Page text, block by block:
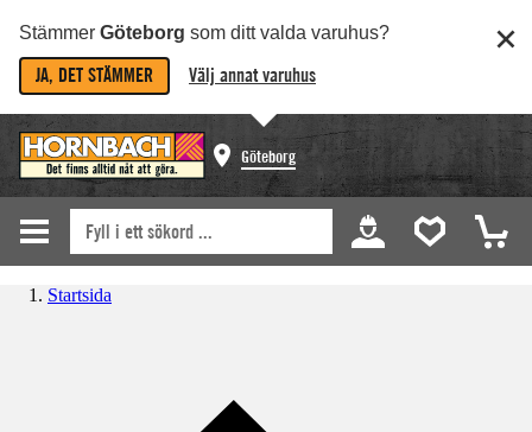
Stämmer Göteborg som ditt valda varuhus?
JA, DET STÄMMER Välj annat varuhus
Göteborg
Startsida